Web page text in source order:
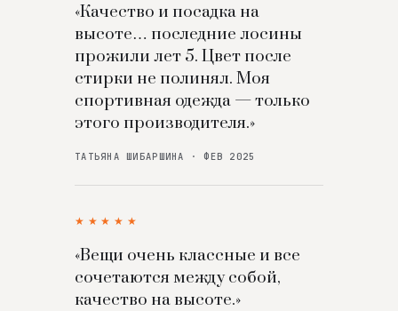
«Качество и посадка на
высоте… последние лосины
прожили лет 5. Цвет после
стирки не полинял. Моя
спортивная одежда — только
этого производителя.»
ТАТЬЯНА ШИБАРШИНА · ФЕВ 2025
★★★★★
«Вещи очень классные и все
сочетаются между собой,
качество на высоте.»